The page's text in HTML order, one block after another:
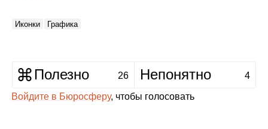
Иконки Графика
Полезно 26 Непонятно 4
Войдите в Бюросферу, чтобы голосовать